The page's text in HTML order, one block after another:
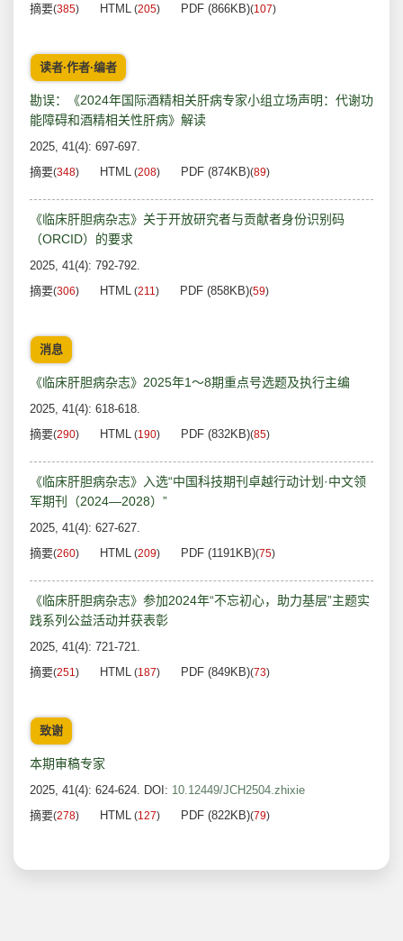
摘要(385) HTML (205) PDF (866KB)(107)
读者·作者·编者
勘误：《2024年国际酒精相关肝病专家小组立场声明：代谢功
能障碍和酒精相关性肝病》解读
2025, 41(4): 697-697.
摘要(348) HTML (208) PDF (874KB)(89)
《临床肝胆病杂志》关于开放研究者与贡献者身份识别码
（ORCID）的要求
2025, 41(4): 792-792.
摘要(306) HTML (211) PDF (858KB)(59)
消息
《临床肝胆病杂志》2025年1～8期重点号选题及执行主编
2025, 41(4): 618-618.
摘要(290) HTML (190) PDF (832KB)(85)
《临床肝胆病杂志》入选“中国科技期刊卓越行动计划·中文领
军期刊（2024—2028）”
2025, 41(4): 627-627.
摘要(260) HTML (209) PDF (1191KB)(75)
《临床肝胆病杂志》参加2024年“不忘初心，助力基层”主题实
践系列公益活动并获表彰
2025, 41(4): 721-721.
摘要(251) HTML (187) PDF (849KB)(73)
致谢
本期审稿专家
2025, 41(4): 624-624. DOI: 10.12449/JCH2504.zhixie
摘要(278) HTML (127) PDF (822KB)(79)